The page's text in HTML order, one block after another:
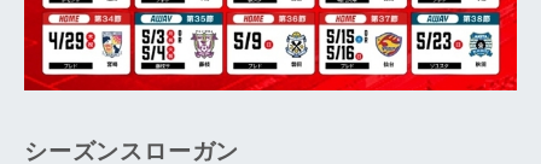
シーズンスローガン